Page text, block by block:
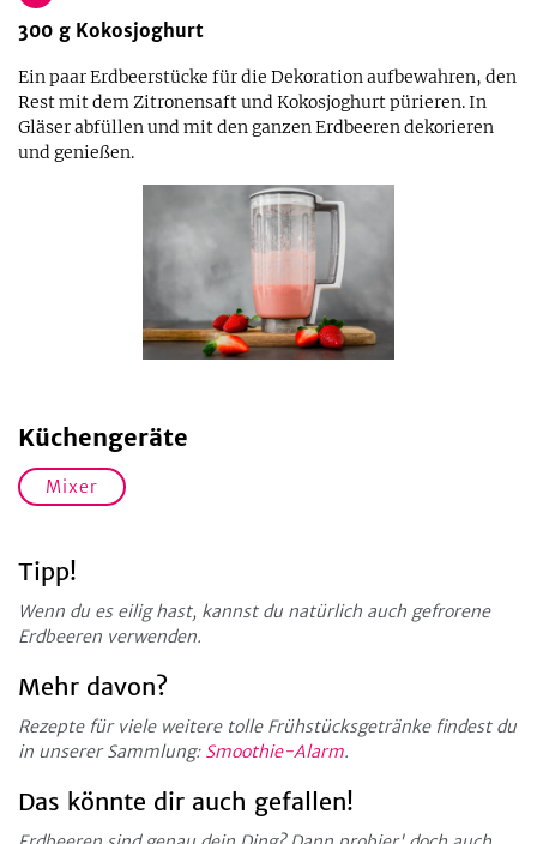
300 g Kokosjoghurt
Ein paar Erdbeerstücke für die Dekoration aufbewahren, den
Rest mit dem Zitronensaft und Kokosjoghurt pürieren. In
Gläser abfüllen und mit den ganzen Erdbeeren dekorieren
und genießen.
Küchengeräte
Mixer
Tipp!
Wenn du es eilig hast, kannst du natürlich auch gefrorene
Erdbeeren verwenden.
Mehr davon?
Rezepte für viele weitere tolle Frühstücksgetränke findest du
in unserer Sammlung: Smoothie-Alarm.
Das könnte dir auch gefallen!